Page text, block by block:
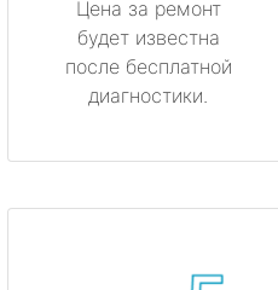
метро Менделеевская
метро Красногвардейская
метро Мякинино
метро Кузьминки
Цена за ремонт
будет известна
после бесплатной
диагностики.